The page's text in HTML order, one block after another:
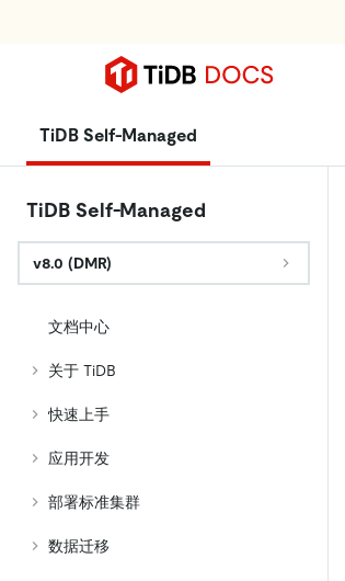
TiDB Self-Managed
TiDB Self-Managed
v8.0 (DMR)
文档中心
关于 TiDB
快速上手
应用开发
部署标准集群
数据迁移